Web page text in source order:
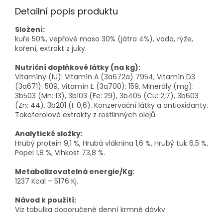
Detailní popis produktu
Složení:
kuře 50%, vepřové maso 30% (játra 4%), voda, rýže,
koření, extrakt z juky.
Nutriční doplňkové látky (na kg):
Vitamíny (IU): Vitamín A (3a672a) 7954, Vitamín D3
(3a671): 509, Vitamín E (3a700): 159. Minerály (mg):
3b503 (Mn: 13), 3b103 (Fe: 29), 3b405 (Cu: 2,7), 3b603
(Zn: 44), 3b201 (I: 0,6). Konzervační látky a antioxidanty.
Tokoferolové extrakty z rostlinných olejů.
Analytické složky:
Hrubý protein 9,1 %, Hrubá vláknina 1,6 %, Hrubý tuk 6,5 %,
Popel 1,8 %, Vlhkost 73,8 %.
Metabolizovatelná energie/Kg:
1237 Kcal – 5176 Kj.
Návod k použití:
Viz tabulka doporučené denní krmné dávky.